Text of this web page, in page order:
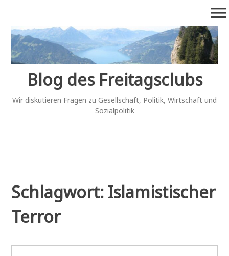
springen
Blog des Freitagsclubs
Wir diskutieren Fragen zu Gesellschaft, Politik, Wirtschaft und
Sozialpolitik
menu
Schlagwort: Islamistischer
Terror